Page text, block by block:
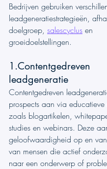
Bedrijven gebruiken
leadgeneratiestrategieën,
doelgroep, salescyclus en
groeidoelstellingen.
1.Contentgedreven
leadgeneratie
Contentgedreven
prospects aan via
zoals blogartikelen,
studies en webinars. Deze
geloofwaardigheid op en
van mensen die actief
naar een onderwerp of